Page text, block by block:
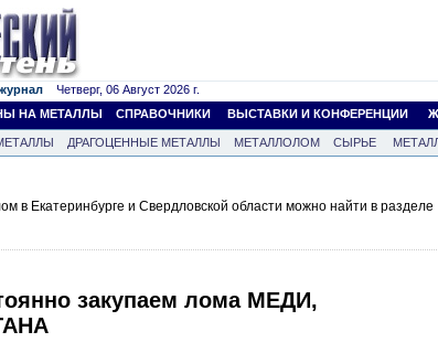
Четверг, 06 Август 2026 г.
НА МЕТАЛЛЫ СПРАВОЧНИКИ ВЫСТАВКИ И КОНФЕРЕНЦИИ
ДРАГОЦЕННЫЕ МЕТАЛЛЫ МЕТАЛЛОЛОМ СЫРЬЕ
в Екатеринбурге и Свердловской области можно найти в разделе
закупаем лома МЕДИ,